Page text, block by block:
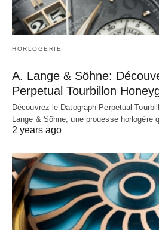
HORLOGERIE
A. Lange & Söhne:
Perpetual Tourbillon
Découvrez le Datograph Perpetual
Lange & Söhne, une prouesse horlogère
2 years ago